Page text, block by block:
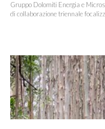
Gruppo Dolomiti Energia e
di collaborazione triennale